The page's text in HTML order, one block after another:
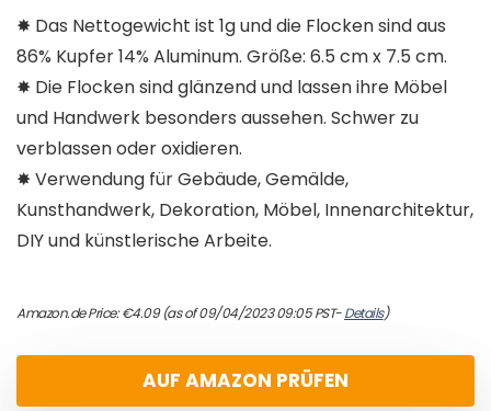
✸ Das Nettogewicht ist 1g und die Flocken sind aus
86% Kupfer 14% Aluminum. Größe: 6.5 cm x 7.5 cm.
✸ Die Flocken sind glänzend und lassen ihre Möbel
und Handwerk besonders aussehen. Schwer zu
verblassen oder oxidieren.
✸ Verwendung für Gebäude, Gemälde,
Kunsthandwerk, Dekoration, Möbel, Innenarchitektur,
DIY und künstlerische Arbeite.
Amazon.de Price:€4.09(as of 09/04/2023 09:05 PST-Details)
AUF AMAZON PRÜFEN